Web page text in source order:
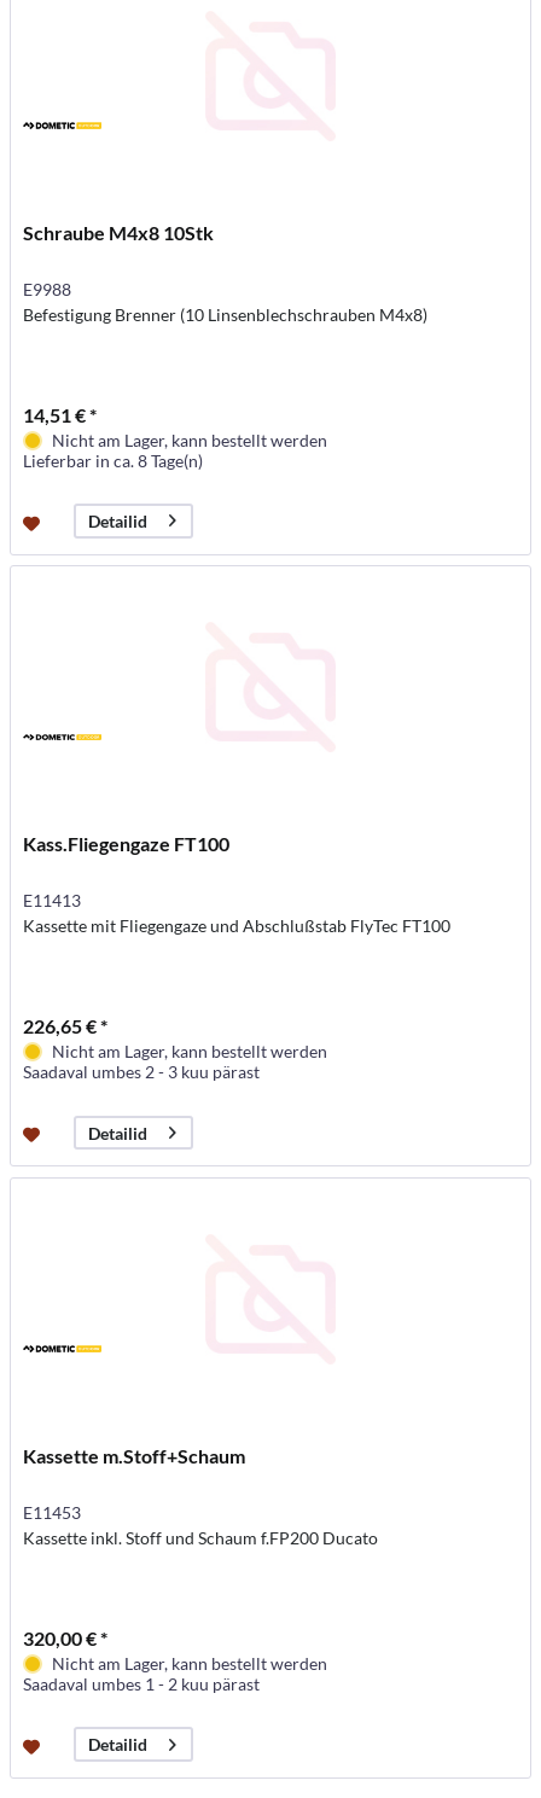
Schraube M4x8 10Stk
E9988
Befestigung Brenner (10 Linsenblechschrauben M4x8)
14,51 € *
Nicht am Lager, kann bestellt werden
Lieferbar in ca. 8 Tage(n)
Detailid
Kass.Fliegengaze FT100
E11413
Kassette mit Fliegengaze und Abschlußstab FlyTec FT100
226,65 € *
Nicht am Lager, kann bestellt werden
Saadaval umbes 2 - 3 kuu pärast
Detailid
Kassette m.Stoff+Schaum
E11453
Kassette inkl. Stoff und Schaum f.FP200 Ducato
320,00 € *
Nicht am Lager, kann bestellt werden
Saadaval umbes 1 - 2 kuu pärast
Detailid